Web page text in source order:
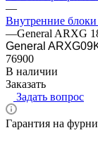
—
Внутренние блоки
—General ARXG
General
76900
В наличии
Заказать
Задать вопрос
Гарантия на